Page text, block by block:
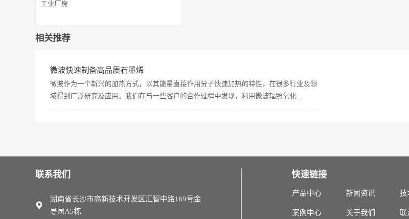
工业厂房
相关推荐
微波快速制备高品质石墨烯
微波作为一个新兴的加热方式，以其能量直接作用分子快速加热的特性，在很多行业及领
域得到广泛研究及应用。我们在与一些客户的合作过程中发现，利用微波辐照氧化...
联系我们
湖南省长沙市高新技术开发区汇智中路169号金
导园A5栋
快速链接
产品中心 新闻资讯 技
案例中心 关于我们 联